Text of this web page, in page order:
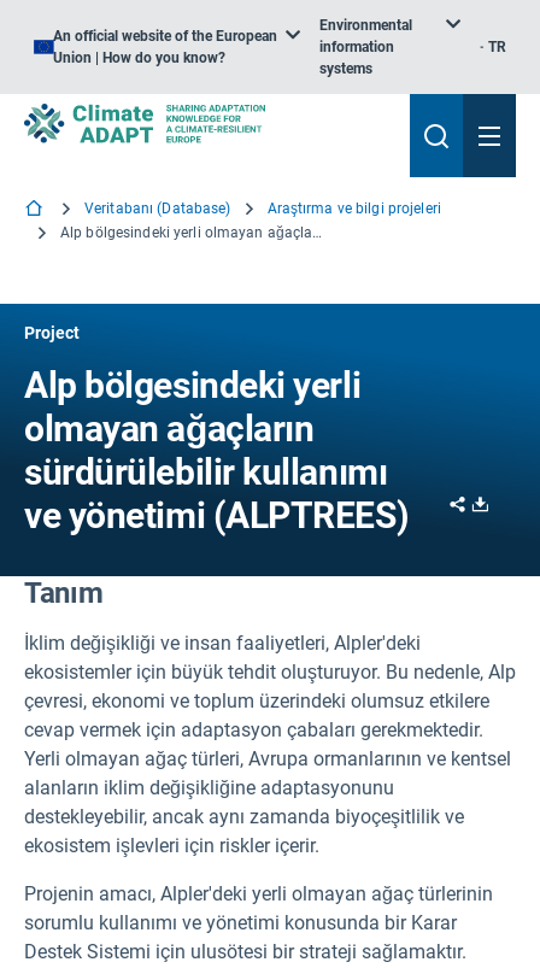
An official website of the European
Union | How do you know?
Environmental
information
systems
TR
Veritabanı (Database)
Araştırma ve bilgi projeleri
Alp bölgesindeki yerli olmayan ağaçların sürdürülebilir kullanımı ve yönetimi
Project
Alp bölgesindeki yerli
olmayan ağaçların
sürdürülebilir kullanımı
ve yönetimi (ALPTREES)
Share
Tanım
İklim değişikliği ve insan faaliyetleri, Alpler'deki
ekosistemler için büyük tehdit oluşturuyor. Bu nedenle, Alp
çevresi, ekonomi ve toplum üzerindeki olumsuz etkilere
cevap vermek için adaptasyon çabaları gerekmektedir.
Yerli olmayan ağaç türleri, Avrupa ormanlarının ve kentsel
alanların iklim değişikliğine adaptasyonunu
destekleyebilir, ancak aynı zamanda biyoçeşitlilik ve
ekosistem işlevleri için riskler içerir.
Projenin amacı, Alpler'deki yerli olmayan ağaç türlerinin
sorumlu kullanımı ve yönetimi konusunda bir Karar
Destek Sistemi için ulusötesi bir strateji sağlamaktır.